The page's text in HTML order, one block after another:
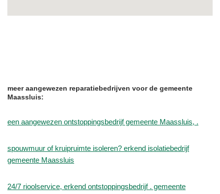
meer aangewezen reparatiebedrijven voor de gemeente
Maassluis:
een aangewezen ontstoppingsbedrijf gemeente Maassluis, .
spouwmuur of kruipruimte isoleren? erkend isolatiebedrijf
gemeente Maassluis
24/7 rioolservice, erkend ontstoppingsbedrijf . gemeente